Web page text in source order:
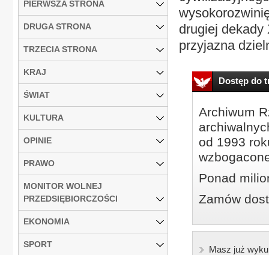
drugiej dekady
przyjazna
Dostęp do
Archiwum
od 1993
Ponad
Zamów
Masz już
PIERWSZA STRONA
DRUGA STRONA
TRZECIA STRONA
KRAJ
ŚWIAT
KULTURA
OPINIE
PRAWO
MONITOR WOLNEJ
PRZEDSIĘBIORCZOŚCI
EKONOMIA
SPORT